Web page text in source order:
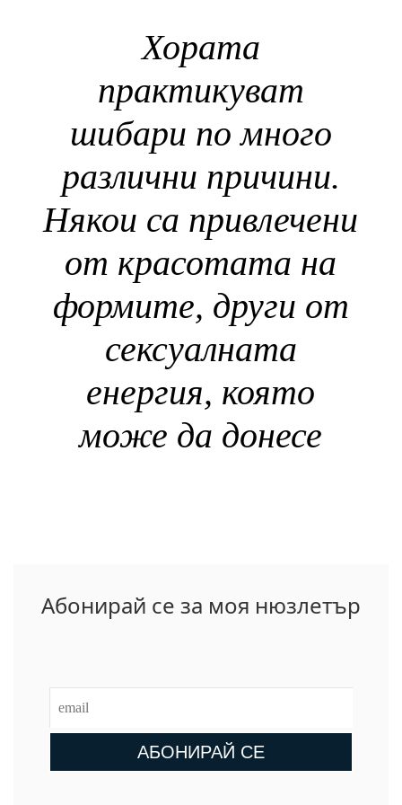
Хората
практикуват
шибари по много
различни причини.
Някои са привлечени
от красотата на
формите, други от
сексуалната
енергия, която
може да донесе
Абонирай се за моя нюзлетър